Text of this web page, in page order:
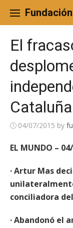
content
El
Cataluña
04/07/2015 by
EL MUNDO –
· Artur Mas
conciliadora
· Abandonó el